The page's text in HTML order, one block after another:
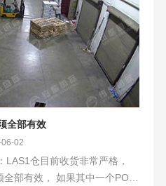
全部有效
02
仓目前收货非常严格，
其中一个PO有